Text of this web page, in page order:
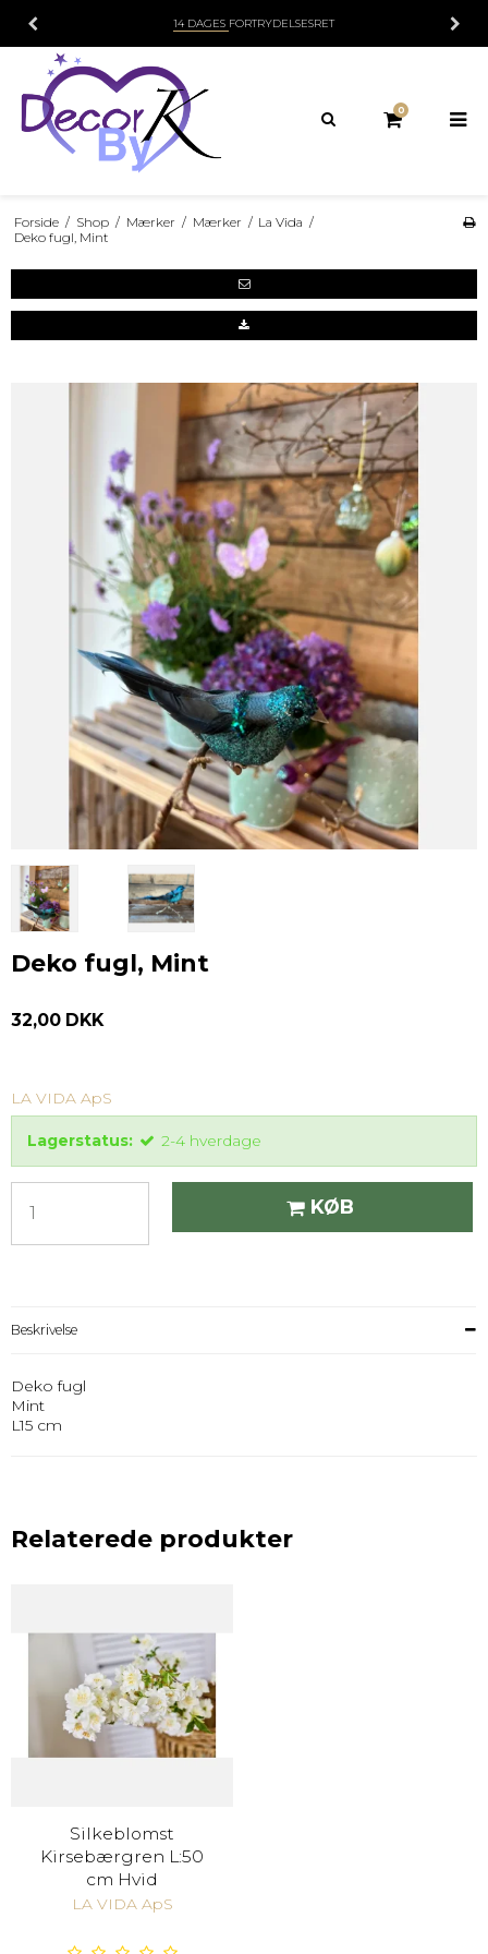
14 DAGES FORTRYDELSESRET
0
Forside / Shop / Mærker / Mærker / La Vida /
Deko fugl, Mint
Deko fugl, Mint
32,00 DKK
LA VIDA ApS
Lagerstatus: 2-4 hverdage
KØB
Beskrivelse
Deko fugl
Mint
L15 cm
Relaterede produkter
Silkeblomst
Kirsebærgren L:50
cm Hvid
LA VIDA ApS